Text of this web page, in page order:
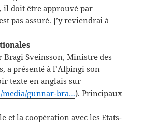
il doit être approuvé par
pas assuré. J’y reviendrai à
Bragi Sveinsson, Ministre des
a présenté à l’Alþingi son
texte en anglais sur
media/gunnar-bra…). Principaux
et la coopération avec les Etats-